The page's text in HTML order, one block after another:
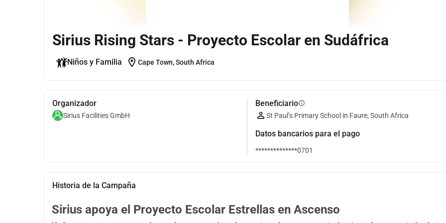
Sirius Rising Stars - Proyecto Escolar en Sudáfrica
Niños y Familia location_on Cape Town, South Africa
Organizador
Sirius Facilities GmbH
Beneficiarioinfo
St Paul’s Primary School in Faure, South Africa
Datos bancarios para el pago
**************0701
Historia de la Campaña
Sirius apoya el Proyecto Escolar Estrellas en Ascenso